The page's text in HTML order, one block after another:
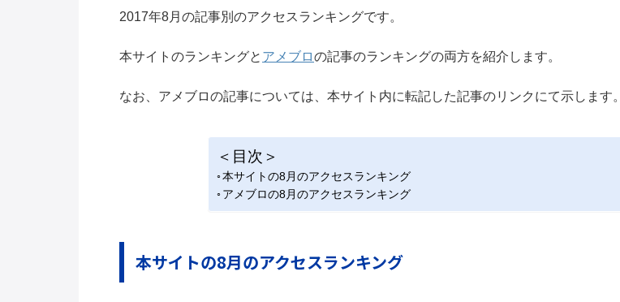
2017年8月の記事別のアクセスランキングです。
本サイトのランキングと アメブロの記事のランキングの両方を紹介します。
なお、アメブロの記事については、本サイト内に転記した記事のリンクにて示します。
＜目次＞
本サイトの8月のアクセスランキング
アメブロの8月のアクセスランキング
本サイトの8月のアクセスランキング